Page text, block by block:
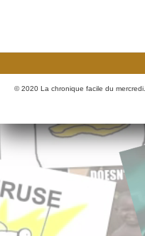
© 2020 La chronique facile du